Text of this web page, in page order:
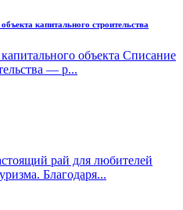
капитального строительства
объекта Списание
— р...
рай для любителей
Благодаря...